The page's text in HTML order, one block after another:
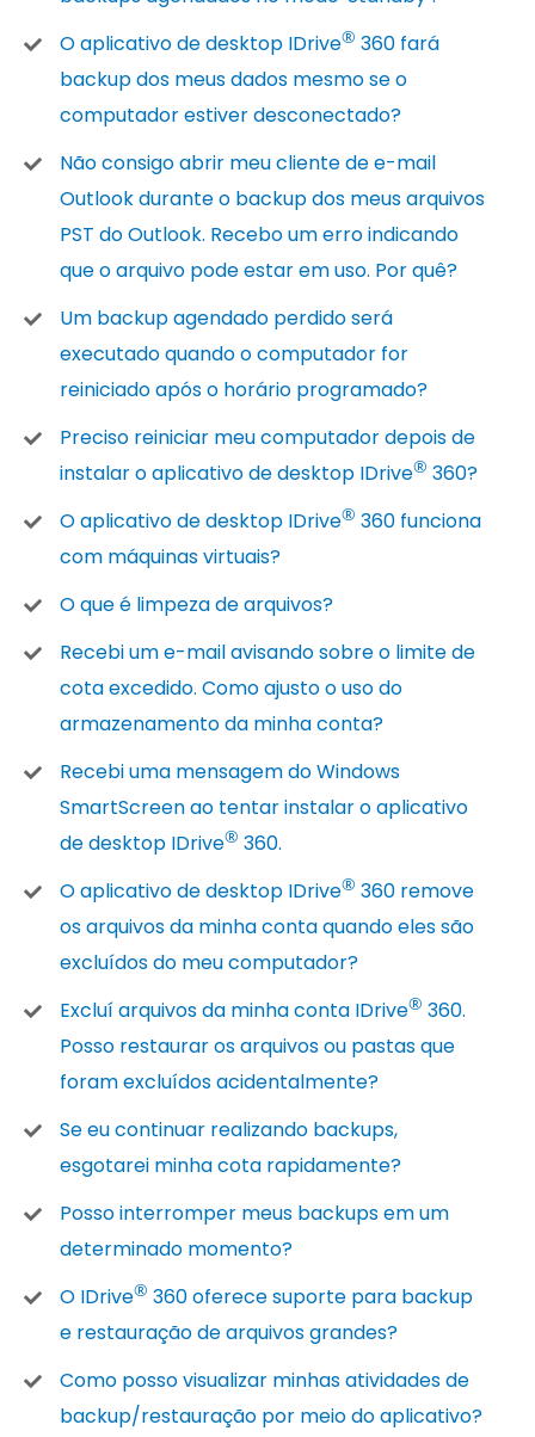
O aplicativo de desktop IDrive® 360 fará
backup dos meus dados mesmo se o
computador estiver desconectado?
Não consigo abrir meu cliente de e-mail
Outlook durante o backup dos meus arquivos
PST do Outlook. Recebo um erro indicando
que o arquivo pode estar em uso. Por quê?
Um backup agendado perdido será
executado quando o computador for
reiniciado após o horário programado?
Preciso reiniciar meu computador depois de
instalar o aplicativo de desktop IDrive® 360?
O aplicativo de desktop IDrive® 360 funciona
com máquinas virtuais?
O que é limpeza de arquivos?
Recebi um e-mail avisando sobre o limite de
cota excedido. Como ajusto o uso do
armazenamento da minha conta?
Recebi uma mensagem do Windows
SmartScreen ao tentar instalar o aplicativo
de desktop IDrive® 360.
O aplicativo de desktop IDrive® 360 remove
os arquivos da minha conta quando eles são
excluídos do meu computador?
Excluí arquivos da minha conta IDrive® 360.
Posso restaurar os arquivos ou pastas que
foram excluídos acidentalmente?
Se eu continuar realizando backups,
esgotarei minha cota rapidamente?
Posso interromper meus backups em um
determinado momento?
O IDrive® 360 oferece suporte para backup
e restauração de arquivos grandes?
Como posso visualizar minhas atividades de
backup/restauração por meio do aplicativo?